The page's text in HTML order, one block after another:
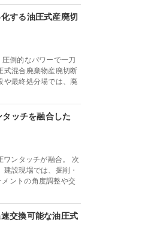
する油圧式産廃切
倒的なパワーで一刀
式混合廃棄物産廃切断
や最終処分場では、廃
ッチを融合した
ワンタッチが融合。 次
設現場では、掘削・
ントの角度調整や交
交換可能な油圧式